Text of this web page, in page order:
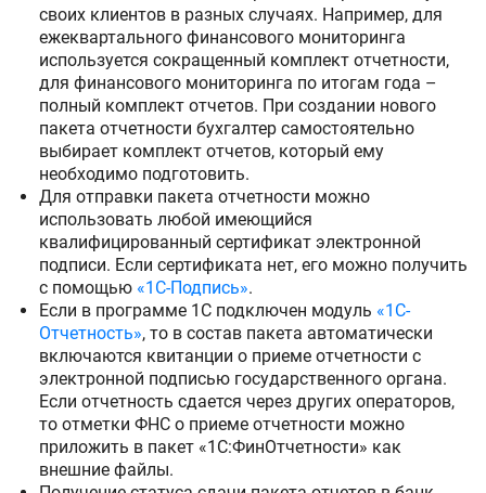
своих клиентов в разных случаях. Например, для
ежеквартального финансового мониторинга
используется сокращенный комплект отчетности,
для финансового мониторинга по итогам года –
полный комплект отчетов. При создании нового
пакета отчетности бухгалтер самостоятельно
выбирает комплект отчетов, который ему
необходимо подготовить.
Для отправки пакета отчетности можно
использовать любой имеющийся
квалифицированный сертификат электронной
подписи. Если сертификата нет, его можно получить
с помощью «1С-Подпись».
Если в программе 1С подключен модуль «1С-
Отчетность», то в состав пакета автоматически
включаются квитанции о приеме отчетности с
электронной подписью государственного органа.
Если отчетность сдается через других операторов,
то отметки ФНС о приеме отчетности можно
приложить в пакет «1С:ФинОтчетности» как
внешние файлы.